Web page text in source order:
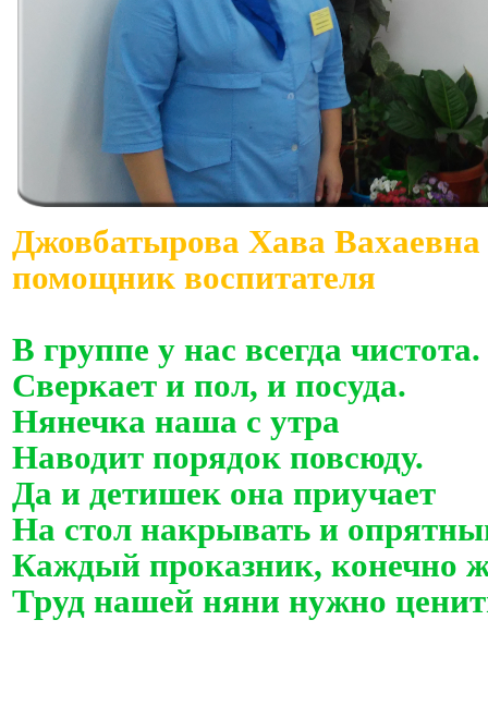
Джовбатырова Хава Вахаевна
помощник воспитателя
В группе у нас всегда чистота.
Сверкает и пол, и посуда.
Нянечка наша с утра
Наводит порядок повсюду.
Да и детишек она приучает
На стол накрывать и
Каждый проказник, конечно
Труд нашей няни нужно